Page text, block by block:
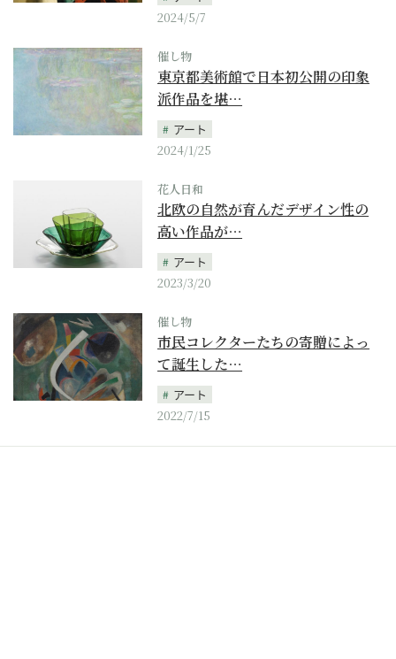
2024/5/7
催し物
東京都美術館で日本初公開の印象
派作品を堪…
アート
2024/1/25
花人日和
北欧の自然が育んだデザイン性の
高い作品が…
アート
2023/3/20
催し物
市民コレクターたちの寄贈によっ
て誕生した…
アート
2022/7/15